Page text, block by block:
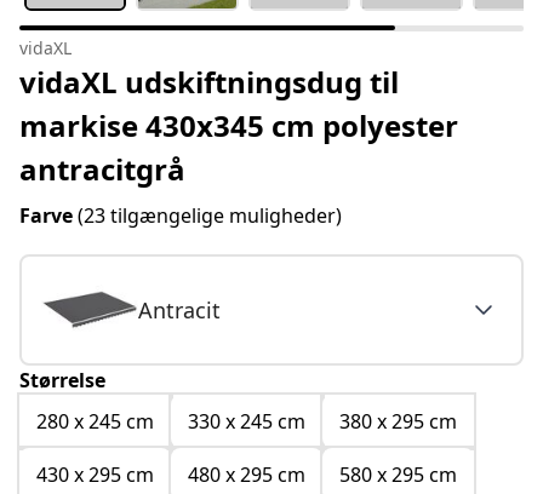
vidaXL
vidaXL udskiftningsdug til
markise 430x345 cm polyester
antracitgrå
Farve(23 tilgængelige muligheder)
Antracit
Størrelse
280 x 245 cm
330 x 245 cm
380 x 295 cm
430 x 295 cm
480 x 295 cm
580 x 295 cm